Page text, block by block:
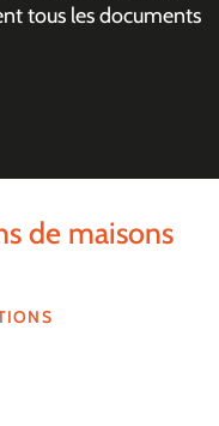
tous les documents
de maisons